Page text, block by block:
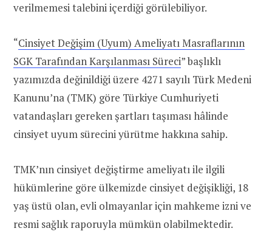
verilmemesi talebini içerdiği görülebiliyor.
“Cinsiyet Değişim (Uyum) Ameliyatı Masraflarının
SGK Tarafından Karşılanması Süreci” başlıklı
yazımızda değinildiği üzere 4271 sayılı Türk Medeni
Kanunu’na (TMK) göre Türkiye Cumhuriyeti
vatandaşları gereken şartları taşıması hâlinde
cinsiyet uyum sürecini yürütme hakkına sahip.
TMK’nın cinsiyet değiştirme ameliyatı ile ilgili
hükümlerine göre ülkemizde cinsiyet değişikliği, 18
yaş üstü olan, evli olmayanlar için mahkeme izni ve
resmi sağlık raporuyla mümkün olabilmektedir.